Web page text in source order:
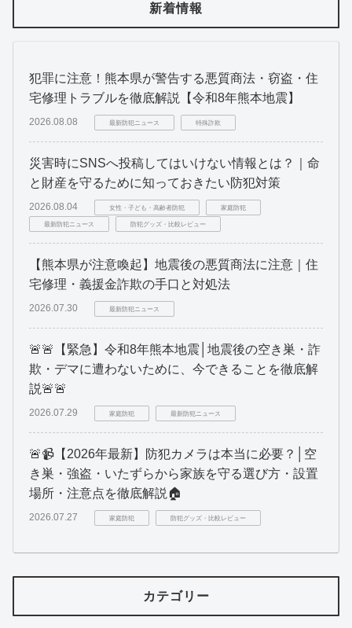
新着情報
犯罪に注意！熊本県が警告する悪質商法・窃盗・住
宅修理トラブルを徹底解説【令和8年熊本地震】
2026.08.08 最新防犯ニュース 特殊詐欺
災害時にSNSへ投稿してはいけない情報とは？｜命
と財産を守るために知っておきたい防犯対策
2026.08.04 女性・子ども・高齢者防犯 家庭防犯
最新防犯ニュース 防犯グッズ・比較レビュー
【熊本県が注意喚起】地震後の悪質商法に注意｜住
宅修理・義援金詐欺の手口と対処法
2026.07.30 最新防犯ニュース
🚨🚨【緊急】令和8年熊本地震│地震後の空き巣・詐
欺・デマに遭わないために、今できることを徹底解
説🚨🚨
2026.07.29 家庭防犯 最新防犯ニュース
🚨📹【2026年最新】防犯カメラは本当に必要？│空
き巣・強盗・いたずらから家族を守る選び方・設置
場所・注意点を徹底解説🏠
2026.07.27 家庭防犯 防犯グッズ・比較レビュー
カテゴリー